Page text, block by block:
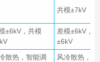
共模±7kV
±6kV，共模
差模±6kV，
±6kV
散热，智能调
风冷散热，智